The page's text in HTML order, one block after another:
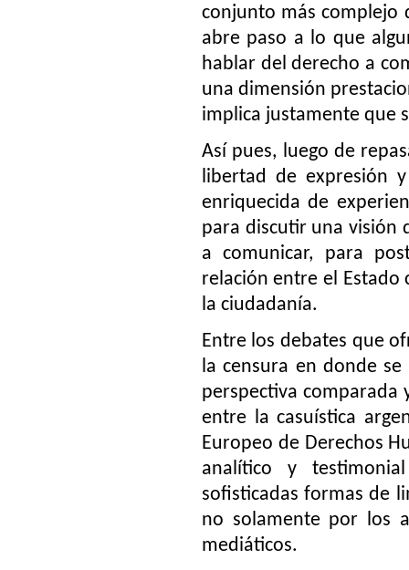
conjunto más complejo
abre paso a lo que
hablar del derecho a
una dimensión
implica justamente que
Así pues, luego de
libertad de expresión
enriquecida de
para discutir una visión
a comunicar, para
relación entre el Estado
la ciudadanía.
Entre los debates que
la censura en donde
perspectiva comparada
entre la casuística
Europeo de Derechos
analítico y
sofisticadas formas de
no solamente por los
mediáticos.